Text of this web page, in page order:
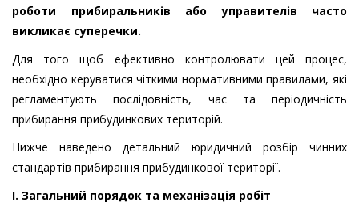
роботи прибиральників або управителів часто
викликає суперечки.
Для того щоб ефективно контролювати цей процес,
необхідно керуватися чіткими нормативними правилами, які
регламентують послідовність, час та періодичність
прибирання прибудинкових територій.
Нижче наведено детальний юридичний розбір чинних
стандартів прибирання прибудинкової території.
I. Загальний порядок та механізація робіт